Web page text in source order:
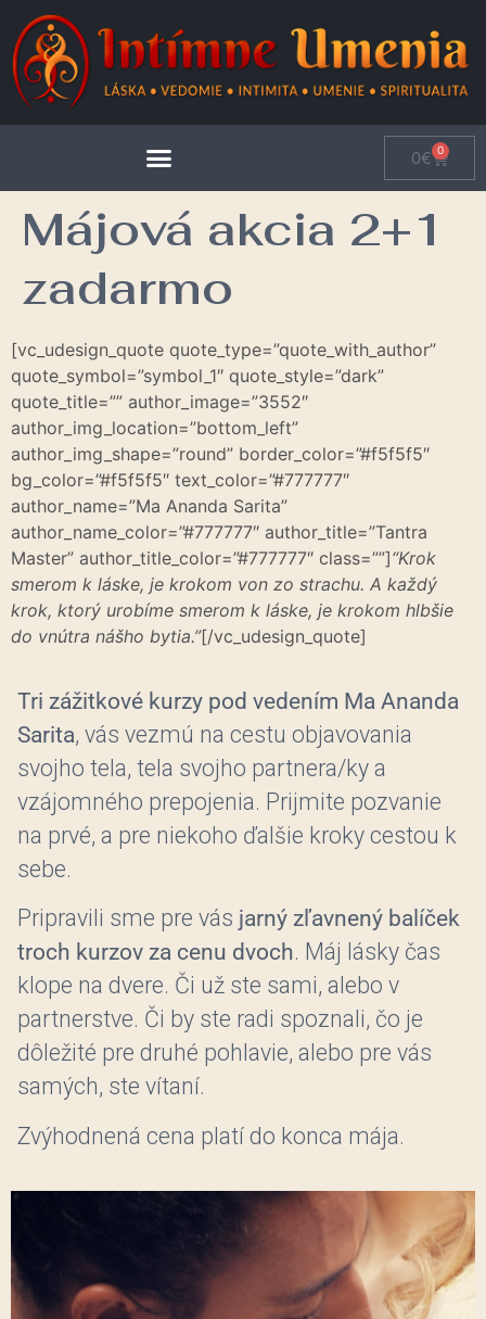
0€ 0
Májová akcia 2+1
zadarmo
[vc_udesign_quote quote_type=”quote_with_author”
quote_symbol=”symbol_1″ quote_style=”dark”
quote_title=”” author_image=”3552″
author_img_location=”bottom_left”
author_img_shape=”round” border_color=”#f5f5f5″
bg_color=”#f5f5f5″ text_color=”#777777″
author_name=”Ma Ananda Sarita”
author_name_color=”#777777″ author_title=”Tantra
Master” author_title_color=”#777777″ class=””]“Krok
smerom k láske, je krokom von zo strachu. A každý
krok, ktorý urobíme smerom k láske, je krokom hlbšie
do vnútra nášho bytia.”[/vc_udesign_quote]
Tri zážitkové kurzy pod vedením Ma Ananda
Sarita, vás vezmú na cestu objavovania
svojho tela, tela svojho partnera/ky a
vzájomného prepojenia. Prijmite pozvanie
na prvé, a pre niekoho ďalšie kroky cestou k
sebe.
Pripravili sme pre vás jarný zľavnený balíček
troch kurzov za cenu dvoch. Máj lásky čas
klope na dvere. Či už ste sami, alebo v
partnerstve. Či by ste radi spoznali, čo je
dôležité pre druhé pohlavie, alebo pre vás
samých, ste vítaní.
Zvýhodnená cena platí do konca mája.